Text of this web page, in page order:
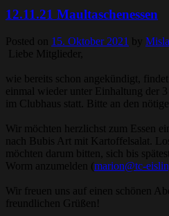
12.11.21 Maultaschenessen
Posted on 15. Oktober 2021 by
Liebe Mitglieder,
wie bereits schon angekündigt,
einmal wieder unter Einhaltung der
im Clubhaus statt. Bitte an den
Wir möchten herzlichst zum Essen
nach Bubis Art mit Kartoffelsalat.
möchten darum bitten, sich bis
Worm anzumelden (marion@tc-
Wir freuen uns auf einen schönen
freundlichen Grüßen!